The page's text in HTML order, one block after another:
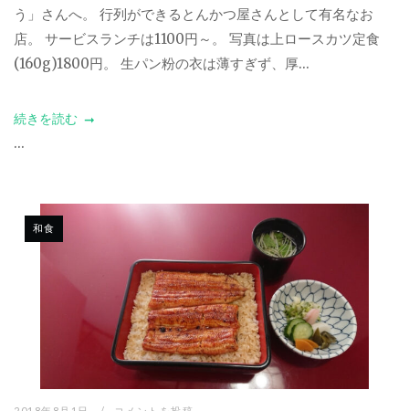
う」さんへ。 行列ができるとんかつ屋さんとして有名なお
店。 サービスランチは1100円～。 写真は上ロースカツ定食
(160g)1800円。 生パン粉の衣は薄すぎず、厚...
続きを読む
...
和食